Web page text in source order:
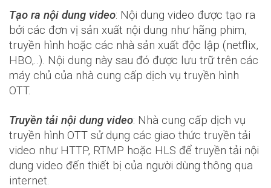
Tạo ra nội dung video: Nội dung video được tạo ra
bởi các đơn vị sản xuất nội dung như hãng phim,
truyền hình hoặc các nhà sản xuất độc lập (netflix,
HBO,..). Nội dung này sau đó được lưu trữ trên các
máy chủ của nhà cung cấp dịch vụ truyền hình
OTT.
Truyền tải nội dung video: Nhà cung cấp dịch vụ
truyền hình OTT sử dụng các giao thức truyền tải
video như HTTP, RTMP hoặc HLS để truyền tải nội
dung video đến thiết bị của người dùng thông qua
internet.